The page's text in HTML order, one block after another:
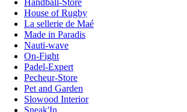
Handball-Store
House of Rugby
La sellerie de Maé
Made in Paradis
Nauti-wave
On-Fight
Padel-Expert
Pecheur-Store
Pet and Garden
Slowood Interior